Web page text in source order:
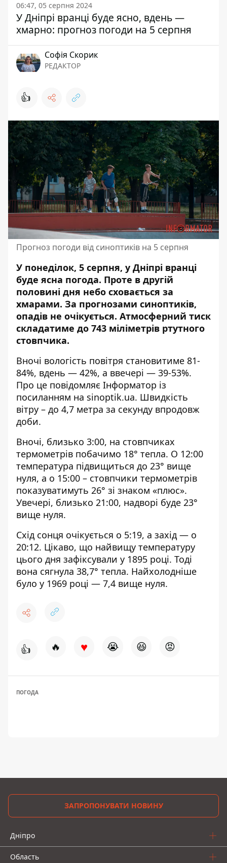
06:47, 05 серпня 2024
У Дніпрі вранці буде ясно, вдень —
хмарно: прогноз погоди на 5 серпня
Софія Скорик
РЕДАКТОР
👍
Прогноз погоди від синоптиків на 5 серпня
У понеділок, 5 серпня, у Дніпрі вранці
буде ясна погода. Проте в другій
половині дня небо сховається за
хмарами. За прогнозами синоптиків,
опадів не очікується. Атмосферний тиск
складатиме до 743 міліметрів ртутного
стовпчика.
Вночі вологість повітря становитиме 81-
84%, вдень — 42%, а ввечері — 39-53%.
Про це повідомляє Інформатор із
посиланням на sinoptik.ua. Швидкість
вітру – до 4,7 метра за секунду впродовж
доби.
Вночі, близько 3:00, на стовпчиках
термометрів побачимо 18° тепла. О 12:00
температура підвищиться до 23° вище
нуля, а о 15:00 – стовпчики термометрів
показуватимуть 26° зі знаком «плюс».
Увечері, близько 21:00, надворі буде 23°
вище нуля.
Схід сонця очікується о 5:19, а захід — о
20:12. Цікаво, що найвищу температуру
цього дня зафіксували у 1895 році. Тоді
вона сягнула 38,7° тепла. Найхолодніше
було у 1969 році — 7,4 вище нуля.
👍 🔥 ♥ 😭 😆 😡
ПОГОДА
ЗАПРОПОНУВАТИ НОВИНУ
Дніпро
Область